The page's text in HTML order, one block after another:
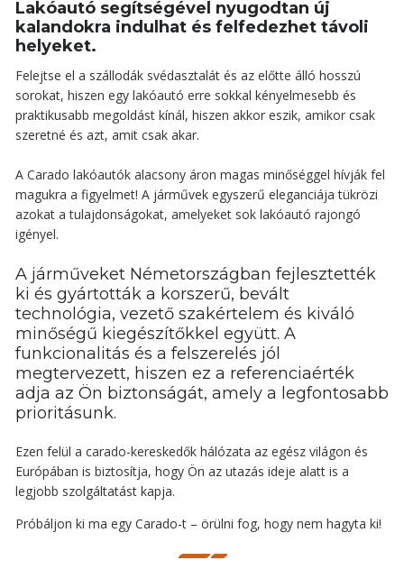
Lakóautó segítségével nyugodtan új
kalandokra indulhat és felfedezhet távoli
helyeket.
Felejtse el a szállodák svédasztalát és az előtte álló hosszú
sorokat, hiszen egy lakóautó erre sokkal kényelmesebb és
praktikusabb megoldást kínál, hiszen akkor eszik, amikor csak
szeretné és azt, amit csak akar.
A Carado lakóautók alacsony áron magas minőséggel hívják fel
magukra a figyelmet! A járművek egyszerű eleganciája tükrözi
azokat a tulajdonságokat, amelyeket sok lakóautó rajongó
igényel.
A járműveket Németországban fejlesztették
ki és gyártották a korszerű, bevált
technológia, vezető szakértelem és kiváló
minőségű kiegészítőkkel együtt. A
funkcionalitás és a felszerelés jól
megtervezett, hiszen ez a referenciaérték
adja az Ön biztonságát, amely a legfontosabb
prioritásunk.
Ezen felül a carado-kereskedők hálózata az egész világon és
Európában is biztosítja, hogy Ön az utazás ideje alatt is a
legjobb szolgáltatást kapja.
Próbáljon ki ma egy Carado-t – örülni fog, hogy nem hagyta ki!